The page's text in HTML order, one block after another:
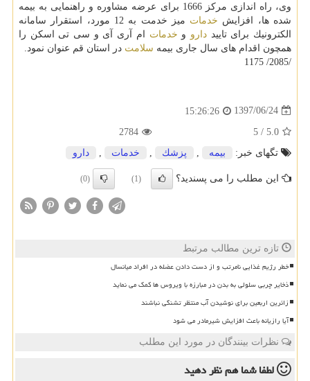
وی، راه اندازی مركز 1666 برای عرضه مشاوره و راهنمایی به بیمه
شده ها، افزایش خدمات
میز خدمت به 12 مورد، استقرار سامانه
الكترونیك برای تاییددارو و خدمات ام آری آی و سی تی اسكن را
همچون اقدام های سال جاری بیمه سلامت در استان قم عنوان نمود.
/2085/ 1175
1397/06/24
15:26:26
5.0
/
5
2784
تگهای خبر:
بیمه پزشك خدمات دارو
این مطلب را می پسندید؟ (1)
(0)
تازه ترین مطالب مرتبط
خطر رژیم غذایی نامرتب و از دست دادن عضله در افراد میانسال
ذخایر چربی سلولی به بدن در مبارزه با ویروس ها کمک می نماید
زائرین اربعین برای نوشیدن آب منتظر تشنگی نباشند
آیا رازیانه باعث افزایش شیرمادر می شود
نظرات بینندگان در مورد این مطلب
لطفا شما همنظر دهید